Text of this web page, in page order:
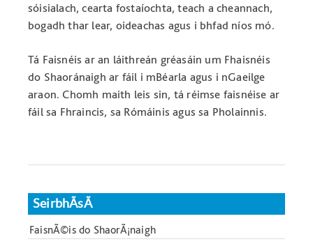
sóisialach, cearta fostaíochta, teach a cheannach,
bogadh thar lear, oideachas agus i bhfad níos mó.
Tá Faisnéis ar an láithreán gréasáin um Fhaisnéis
do Shaoránaigh ar fáil i mBéarla agus i nGaeilge
araon. Chomh maith leis sin, tá réimse faisnéise ar
fáil sa Fhraincis, sa Rómáinis agus sa Pholainnis.
SeirbhÃ­sÃ­
FaisnÃ©is do ShaorÃ¡naigh